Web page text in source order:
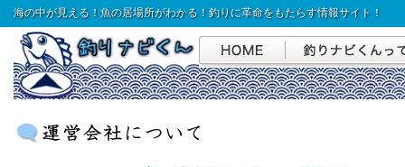
海の中が見える！魚の居場所がわかる！釣りに革命をもたらす情報サイト！